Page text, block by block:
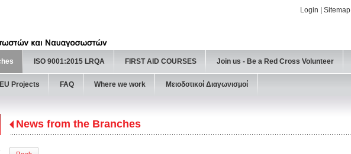
Login Sitemap
ISO 9001:2015 LRQA FIRST AID COURSES Join us - Be a Red Cross Volunteer
ΕU Projects FAQ Where we work Μειοδοτικοί Διαγωνισμοί
News from the Branches